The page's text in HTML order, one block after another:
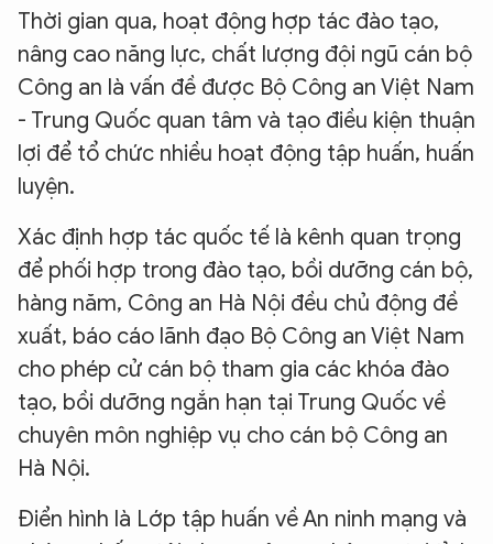
Thời gian qua, hoạt động hợp tác đào tạo,
nâng cao năng lực, chất lượng đội ngũ cán bộ
Công an là vấn đề được Bộ Công an Việt Nam
- Trung Quốc quan tâm và tạo điều kiện thuận
lợi để tổ chức nhiều hoạt động tập huấn, huấn
luyện.
Xác định hợp tác quốc tế là kênh quan trọng
để phối hợp trong đào tạo, bồi dưỡng cán bộ,
hàng năm, Công an Hà Nội đều chủ động đề
xuất, báo cáo lãnh đạo Bộ Công an Việt Nam
cho phép cử cán bộ tham gia các khóa đào
tạo, bồi dưỡng ngắn hạn tại Trung Quốc về
chuyên môn nghiệp vụ cho cán bộ Công an
Hà Nội.
Điển hình là Lớp tập huấn về An ninh mạng và